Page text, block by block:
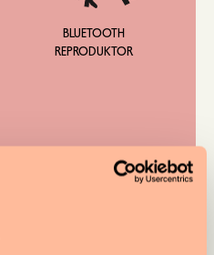
BLUETOOTH
REPRODUKTOR